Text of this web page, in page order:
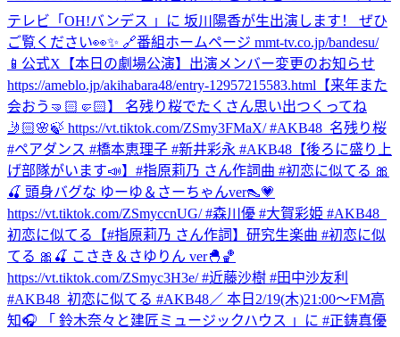
テレビ「OH!バンデス 」に 坂川陽香が生出演します！ ぜひ
ご覧ください👀✨ 🔗番組ホームページ mmt-tv.co.jp/bandesu/
📱公式X 【本日の劇場公演】出演メンバー変更のお知らせ
https://ameblo.jp/akihabara48/entry-12957215583.html 【来年また
会おう🤜🏻🤛🏻】 名残り桜でたくさん思い出つくってね
🤳🏻🌸🍃 https://vt.tiktok.com/ZSmy3FMaX/ #AKB48_名残り桜
#ペアダンス #橋本恵理子 #新井彩永 #AKB48 【後ろに盛り上
げ部隊がいます📣】#指原莉乃 さん作詞曲 #初恋に似てる 🎀
🍒 頭身バグな ゆーゆ＆さーちゃんver👠💗
https://vt.tiktok.com/ZSmyccnUG/ #森川優 #大賀彩姫 #AKB48_
初恋に似てる
【#指原莉乃 さん作詞】研究生楽曲 #初恋に似
てる 🎀🍒 こさき＆さゆりん ver🐣🏀
https://vt.tiktok.com/ZSmyc3H3e/ #近藤沙樹 #田中沙友利
#AKB48_初恋に似てる #AKB48／ 本日2/19(木)21:00～FM高
知🎧 「 鈴⽊奈々と建匠ミュージックハウス 」に #正鋳真優